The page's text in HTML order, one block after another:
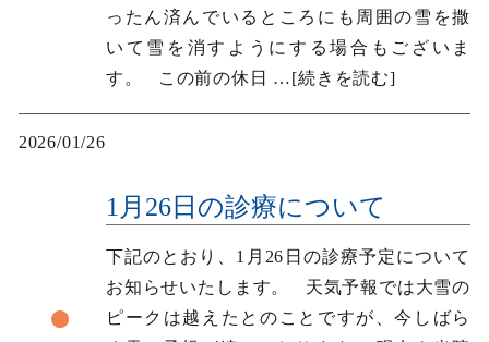
ったん済んでいるところにも周囲の雪を撒
いて雪を消すようにする場合もございま
す。 この前の休日 …[続きを読む]
2026/01/26
1月26日の診療について
下記のとおり、1月26日の診療予定について
お知らせいたします。 天気予報では大雪の
ピークは越えたとのことですが、今しばら